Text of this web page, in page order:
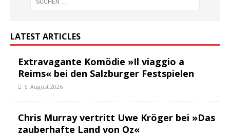
LATEST ARTICLES
Extravagante Komödie »Il viaggio a
Reims« bei den Salzburger Festspielen
6. August 2026
Chris Murray vertritt Uwe Kröger bei »Das
zauberhafte Land von Oz«